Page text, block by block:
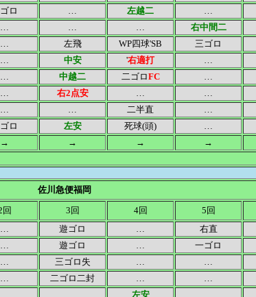
ロ … 左越二 …
… … … 右中間二
… 左飛 WP四球'SB 三ゴロ
… 中安 '右適打 …
… 中越二 二ゴロFC …
… 右2点安 … …
… … 二半直 …
ロ 左安 死球(頭) …
→ → → →
佐川急便福岡
回 3回 4回 5回
… 遊ゴロ … 右直
… 遊ゴロ … 一ゴロ
… 三ゴロ失 … …
… 二ゴロ二封 … …
左安